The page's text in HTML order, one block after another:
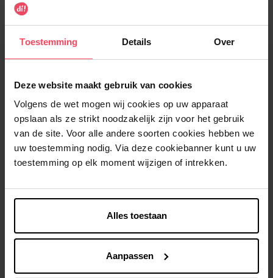
Toestemming Details Over
Deze website maakt gebruik van cookies
Volgens de wet mogen wij cookies op uw apparaat
opslaan als ze strikt noodzakelijk zijn voor het gebruik
van de site. Voor alle andere soorten cookies hebben we
uw toestemming nodig. Via deze cookiebanner kunt u uw
toestemming op elk moment wijzigen of intrekken.
Alles toestaan
Aanpassen
1
Levering
Voorradig
In winkelmandje
Gratis levering bij aankoop van min. 35€.
Gratis retour in je winkelpunt
Verzending binnen 24u
Kenmerken